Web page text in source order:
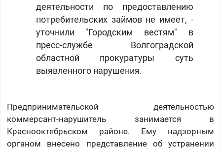
деятельности по предоставлению
потребительских займов не имеет, -
уточнили "Городским вестям" в
пресс-службе Волгоградской
областной прокуратуры суть
выявленного нарушения.
Предпринимательской деятельностью
коммерсант-нарушитель занимается в
Краснооктябрьском районе. Ему надзорным
органом внесено представление об устранении